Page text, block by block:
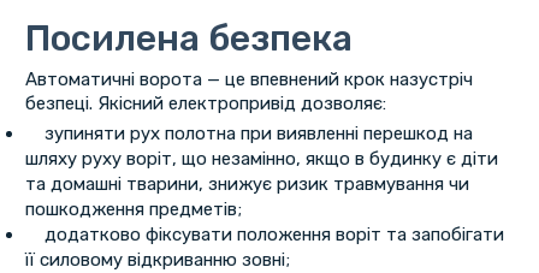
Посилена безпека
Автоматичні ворота — це впевнений крок назустріч
безпеці. Якісний електропривід дозволяє:
зупиняти рух полотна при виявленні перешкод на
шляху руху воріт, що незамінно, якщо в будинку є діти
та домашні тварини, знижує ризик травмування чи
пошкодження предметів;
додатково фіксувати положення воріт та запобігати
її силовому відкриванню зовні;